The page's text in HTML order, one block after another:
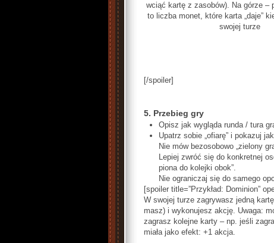
wciąć kartę z zasobów). Na górze –
to liczba monet, które karta „daje”
swojej turze
[/spoiler]
5. Przebieg gry
Opisz jak wygląda runda / tura
Upatrz sobie „ofiarę” i pokazuj
Nie mów bezosobowo „zielony
Lepiej zwróć się do konkretnej
piona do kolejki obok”.
Nie ograniczaj się do samego
[spoiler title=”Przykład: Dominion”
W swojej turze zagrywasz jedną
masz) i wykonujesz akcję. Uwaga:
zagrasz kolejne karty – np. jeśli
miała jako efekt: +1 akcja.